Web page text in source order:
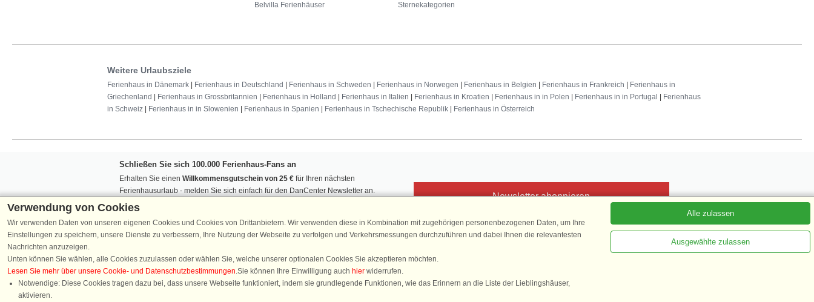
Belvilla Ferienhäuser Sternekategorien
Weitere Urlaubsziele
Ferienhaus in Dänemark Ferienhaus in Deutschland Ferienhaus in Schweden Ferienhaus in Norwegen Ferienhaus in Belgien Ferienhaus in Frankreich
Ferienhaus in
Griechenland
Ferienhaus in Grossbritannien Ferienhaus in Holland Ferienhaus in Italien Ferienhaus in Kroatien Ferienhaus in in Polen Ferienhaus in in Portugal
Ferienhaus
in Schweiz
Ferienhaus in in Slowenien Ferienhaus in Spanien Ferienhaus in Tschechische Republik Ferienhaus in Österreich
Schließen Sie sich 100.000 Ferienhaus-Fans an
Erhalten Sie einen Willkommensgutschein von 25 € für Ihren nächsten
Ferienhausurlaub - melden Sie sich einfach für den DanCenter Newsletter an.
Verpassen Sie nie wieder exklusive Angebote, Gewinnspiele und Urlaubstipps!
Newsletter abonnieren
Folgen Sie uns:
basierend auf mehr 135.870 Kundenbewertungen
Verwendung von Cookies
Wir verwenden Daten von unseren eigenen Cookies und Cookies von Drittanbietern. Wir verwenden diese in Kombination mit zugehörigen personenbezogenen Daten, um Ihre
Einstellungen zu speichern, unsere Dienste zu verbessern, Ihre Nutzung der Webseite zu verfolgen und Verkehrsmessungen durchzuführen und dabei Ihnen die relevantesten
Nachrichten anzuzeigen.
Unten können Sie wählen, alle Cookies zuzulassen oder wählen Sie, welche unserer optionalen Cookies Sie akzeptieren möchten.
Lesen Sie mehr über unsere Cookie- und Datenschutzbestimmungen.Sie können Ihre Einwilligung auch hier widerrufen.
Notwendige: Diese Cookies tragen dazu bei, dass unsere Webseite funktioniert, indem sie grundlegende Funktionen, wie das Erinnern an die Liste der Lieblingshäuser,
aktivieren.
Alle zulassen
Ausgewählte zulassen